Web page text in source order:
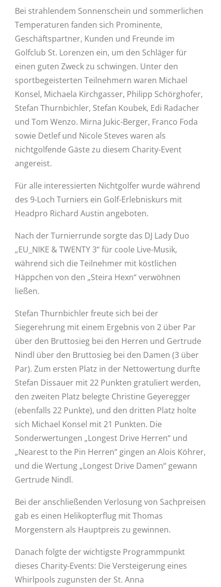
Bei strahlendem Sonnenschein und sommerlichen
Temperaturen fanden sich Prominente,
Geschäftspartner, Kunden und Freunde im
Golfclub St. Lorenzen ein, um den Schläger für
einen guten Zweck zu schwingen. Unter den
sportbegeisterten Teilnehmern waren Michael
Konsel, Michaela Kirchgasser, Philipp Schörghofer,
Stefan Thurnbichler, Stefan Koubek, Edi Radacher
und Tom Wenzo. Mirna Jukic-Berger, Franco Foda
sowie Detlef und Nicole Steves waren als
nichtgolfende Gäste zu diesem Charity-Event
angereist.
Für alle interessierten Nichtgolfer wurde während
des 9-Loch Turniers ein Golf-Erlebniskurs mit
Headpro Richard Austin angeboten.
Nach der Turnierrunde sorgte das DJ Lady Duo
„EU_NIKE & TWENTY 3“ für coole Live-Musik,
während sich die Teilnehmer mit köstlichen
Häppchen von den „Steira Hexn“ verwöhnen
ließen.
Stefan Thurnbichler freute sich bei der
Siegerehrung mit einem Ergebnis von 2 über Par
über den Bruttosieg bei den Herren und Gertrude
Nindl über den Bruttosieg bei den Damen (3 über
Par). Zum ersten Platz in der Nettowertung durfte
Stefan Dissauer mit 22 Punkten gratuliert werden,
den zweiten Platz belegte Christine Geyeregger
(ebenfalls 22 Punkte), und den dritten Platz holte
sich Michael Konsel mit 21 Punkten. Die
Sonderwertungen „Longest Drive Herren“ und
„Nearest to the Pin Herren“ gingen an Alois Köhrer,
und die Wertung „Longest Drive Damen“ gewann
Gertrude Nindl.
Bei der anschließenden Verlosung von Sachpreisen
gab es einen Helikopterflug mit Thomas
Morgenstern als Hauptpreis zu gewinnen.
Danach folgte der wichtigste Programmpunkt
dieses Charity-Events: Die Versteigerung eines
Whirlpools zugunsten der St. Anna